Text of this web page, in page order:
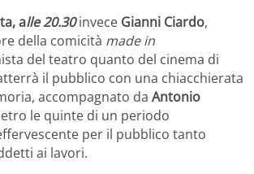
alle 20.30 invece Gianni Ciardo,
della comicità made in
del teatro quanto del cinema di
il pubblico con una chiacchierata
accompagnato da Antonio
le quinte di un periodo
per il pubblico tanto
ai lavori.